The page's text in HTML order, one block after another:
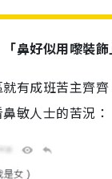
鼻好似用嚟裝飾
有成班苦主齊
敏人士的苦況：